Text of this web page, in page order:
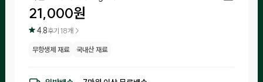
21,000원
4.8후기 18개 >
무항생제 재료 국내산 재료